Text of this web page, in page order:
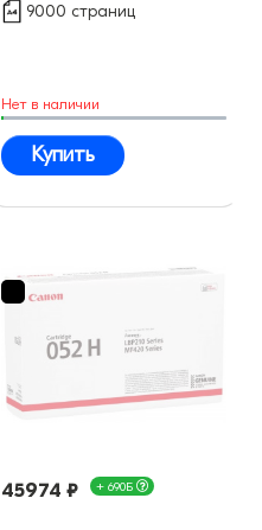
9000 страниц
Нет в наличии
Купить
45974 ₽ + 690Б